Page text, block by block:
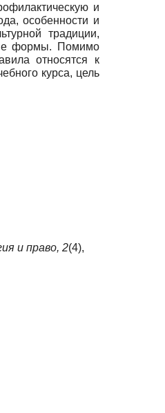
и
особенности и
традиции,
формы. Помимо
относятся к
курса, цель
и право, 2(4),